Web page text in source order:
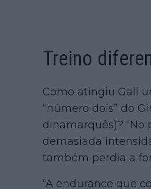
Treino
Como atingiu Gall
“número dois” do
dinamarquês)?
demasiada
também perdia a
“A endurance que